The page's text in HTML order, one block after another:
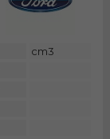
cm3